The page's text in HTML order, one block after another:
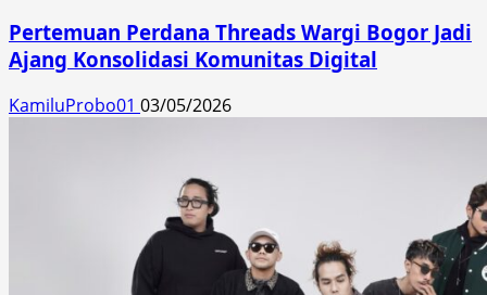
Pertemuan Perdana Threads Wargi Bogor Jadi
Ajang Konsolidasi Komunitas Digital
KamiluProbo01 03/05/2026